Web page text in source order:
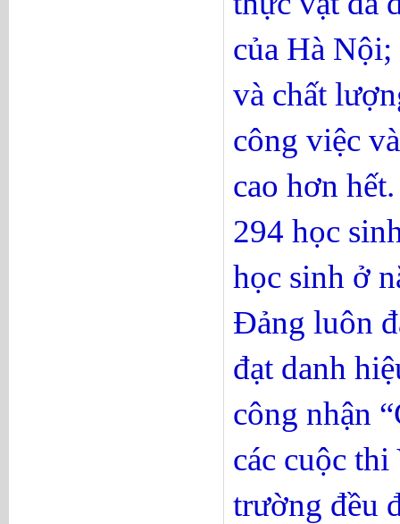
của Hà
và chất
công việc
cao hơn
294 học
học sinh ở
Đảng luôn
đạt danh
công nhận
các cuộc
trường đều